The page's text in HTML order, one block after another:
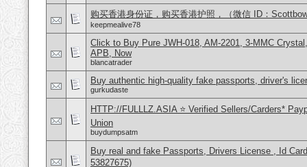
购买香港身份证，购买香港护照，（微信 ID：
keepmealive78
Click to Buy Pure JWH-018, AM-2201, 3-MMC
APB, Now
blancatrader
Buy authentic high-quality fake passports, driver's
gurkudaste
HTTP://FULLLZ.ASIA ⭐️ Verified Sellers/Carders*
Union
buydumpsatm
Buy real and fake Passports, Drivers License , Id
53827675)